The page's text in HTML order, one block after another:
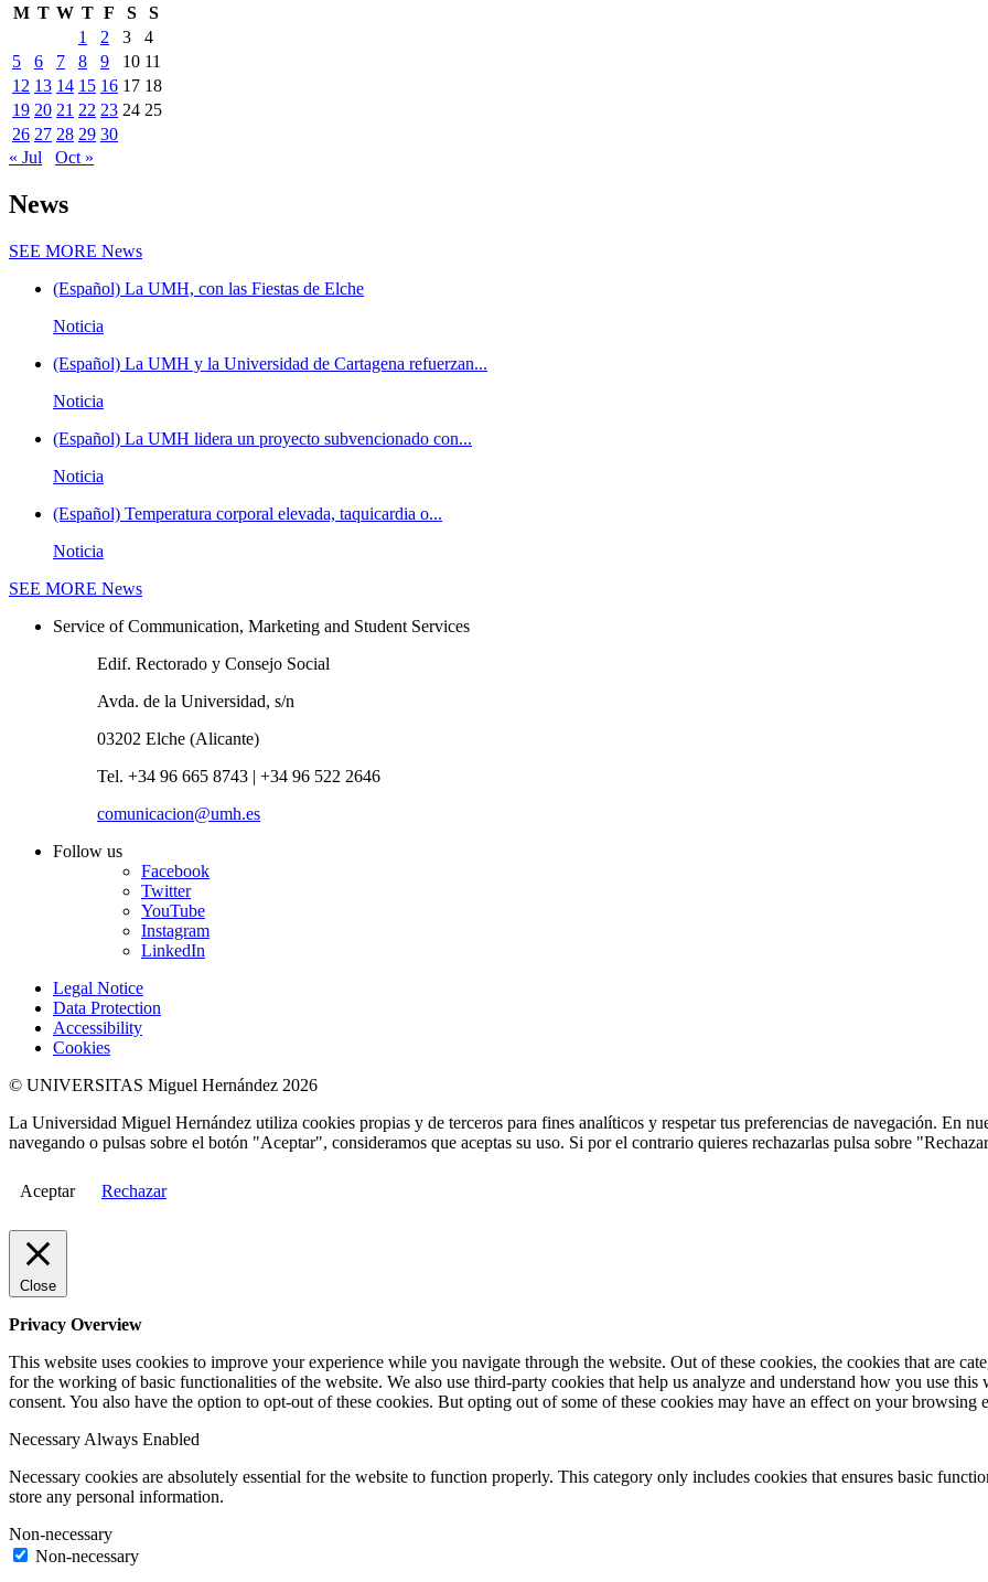
M T W T F S
S
1
2 3
4
5
6 7 8 9 10 11
12 13 14 15 16 17 18
19 20 21 22 23 24 25
26 27 28 29 30
« Jul
Oct »
News
SEE MORE News
(Español) La UMH, con las Fiestas de Elche
Noticia
(Español) La UMH y la Universidad de Cartagena refuerzan...
Noticia
(Español) La UMH lidera un proyecto subvencionado con...
Noticia
(Español) Temperatura corporal elevada, taquicardia o...
Noticia
SEE MORE News
Service of Communication, Marketing and Student Services
Edif. Rectorado y Consejo Social
Avda. de la Universidad, s/n
03202 Elche (Alicante)
Tel. +34 96 665 8743 | +34 96 522 2646
comunicacion@umh.es
Follow us
Facebook
Twitter
YouTube
Instagram
LinkedIn
Legal Notice
Data Protection
Accessibility
Cookies
© UNIVERSITAS Miguel Hernández 2026
La Universidad Miguel Hernández utiliza cookies propias y de terceros para fines analíticos y respetar tus preferencias de navegación. En
navegando o pulsas sobre el botón "Aceptar", consideramos que aceptas su uso. Si por el contrario quieres rechazarlas pulsa sobre
Aceptar Rechazar
Close
Privacy Overview
This website uses cookies to improve your experience while you navigate through the website. Out of these cookies, the cookies that are
for the working of basic functionalities of the website. We also use third-party cookies that help us analyze and understand how you use
consent. You also have the option to opt-out of these cookies. But opting out of some of these cookies may have an effect on your browsing
Necessary Always Enabled
Necessary cookies are absolutely essential for the website to function properly. This category only includes cookies that ensures basic
store any personal information.
Non-necessary
Non-necessary